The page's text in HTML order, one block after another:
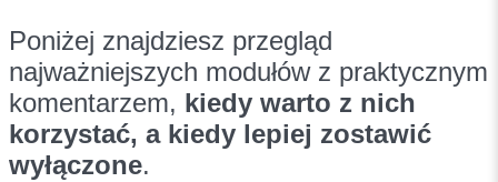
Poniżej znajdziesz przegląd
najważniejszych modułów z praktycznym
komentarzem, kiedy warto z nich
korzystać, a kiedy lepiej zostawić
wyłączone.